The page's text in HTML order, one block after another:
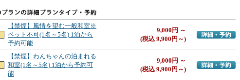
【禁煙】風情を望む一般和室※
ペット不可(1名～5名) 1泊から
予約可能
9,000円 ～
(税込 9,900円～)
詳細・予約へ
【禁煙】わんちゃんの泊まれる
和室(1名～5名) 1泊から予約可
能
9,000円 ～
(税込 9,900円～)
詳細・予約へ